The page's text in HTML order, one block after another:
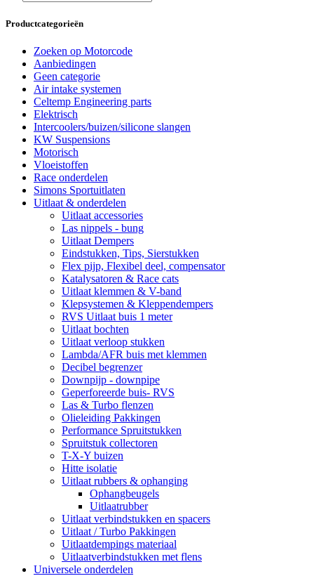
Productcategorieën
Zoeken op Motorcode
Aanbiedingen
Geen categorie
Air intake systemen
Celtemp Engineering parts
Elektrisch
Intercoolers/buizen/silicone slangen
KW Suspensions
Motorisch
Vloeistoffen
Race onderdelen
Simons Sportuitlaten
Uitlaat & onderdelen
Uitlaat accessories
Las nippels - bung
Uitlaat Dempers
Eindstukken, Tips, Sierstukken
Flex pijp, Flexibel deel, compensator
Katalysatoren & Race cats
Uitlaat klemmen & V-band
Klepsystemen & Kleppendempers
RVS Uitlaat buis 1 meter
Uitlaat bochten
Uitlaat verloop stukken
Lambda/AFR buis met klemmen
Decibel begrenzer
Downpijp - downpipe
Geperforeerde buis- RVS
Las & Turbo flenzen
Olieleiding Pakkingen
Performance Spruitstukken
Spruitstuk collectoren
T-X-Y buizen
Hitte isolatie
Uitlaat rubbers & ophanging
Ophangbeugels
Uitlaatrubber
Uitlaat verbindstukken en spacers
Uitlaat / Turbo Pakkingen
Uitlaatdempings materiaal
Uitlaatverbindstukken met flens
Universele onderdelen